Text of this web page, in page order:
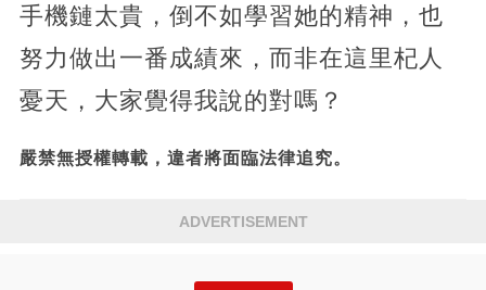
手機鏈太貴，倒不如學習她的精神，也
努力做出一番成績來，而非在這里杞人
憂天，大家覺得我說的對嗎？
嚴禁無授權轉載，違者將面臨法律追究。
ADVERTISEMENT